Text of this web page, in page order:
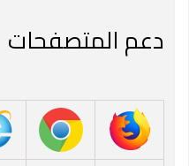
دعم المتصفحات